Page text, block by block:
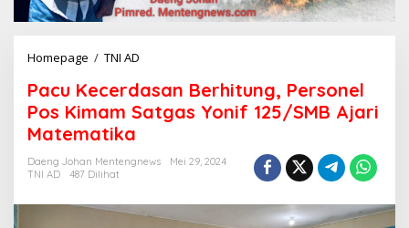
Homepage / TNI AD
c
u
K
c
d
Pacu Kecerdasan Berhitung, Personel
Pos Kimam Satgas Yonif 125/SMB Ajari
Matematika
Daeng Johan Mentengnews
Mei 29, 2024
TNI AD
487 Dilihat